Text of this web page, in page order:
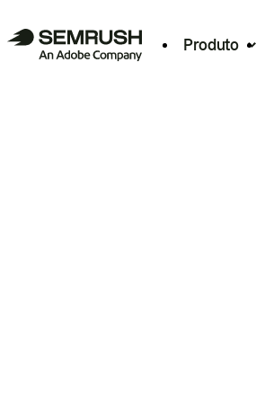
Produto